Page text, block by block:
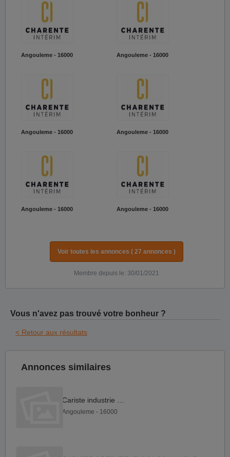
Angouleme - 16000 Angouleme - 16000
Angouleme - 16000 Angouleme - 16000
Angouleme - 16000 Angouleme - 16000
Voir toutes les annonces ( 27 annonces )
Membre depuis le: 30/01/2021
Vous n'avez pas trouvé votre bonheur ?
< Retour aux résultats
Annonces similaires
Angouleme - 16000